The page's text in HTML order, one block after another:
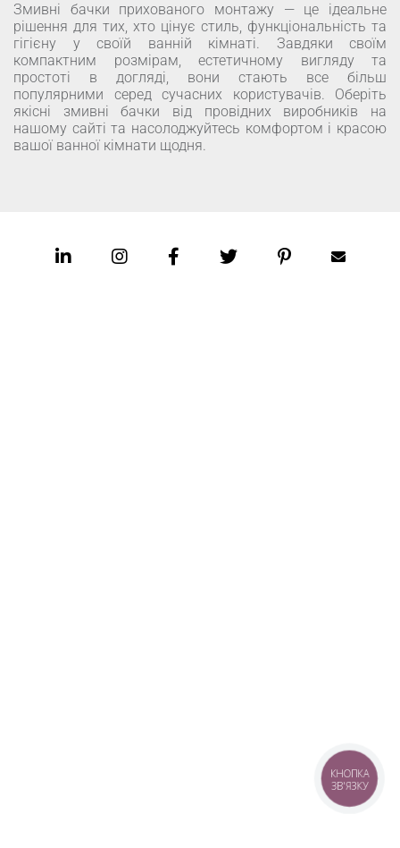
Змивні бачки прихованого монтажу — це ідеальне
рішення для тих, хто цінує стиль, функціональність та
гігієну у своїй ванній кімнаті. Завдяки своїм
компактним розмірам, естетичному вигляду та
простоті в догляді, вони стають все більш
популярними серед сучасних користувачів. Оберіть
якісні змивні бачки від провідних виробників на
нашому сайті та насолоджуйтесь комфортом і красою
вашої ванної кімнати щодня.
КНОПКА
ЗВ'ЯЗКУ